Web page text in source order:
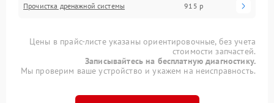
Прочистка дренажной системы 915 р
Цены в прайс-листе указаны ориентировочные, без учета
стоимости запчастей.
Записывайтесь на бесплатную диагностику.
Мы проверим ваше устройство и укажем на неисправность.